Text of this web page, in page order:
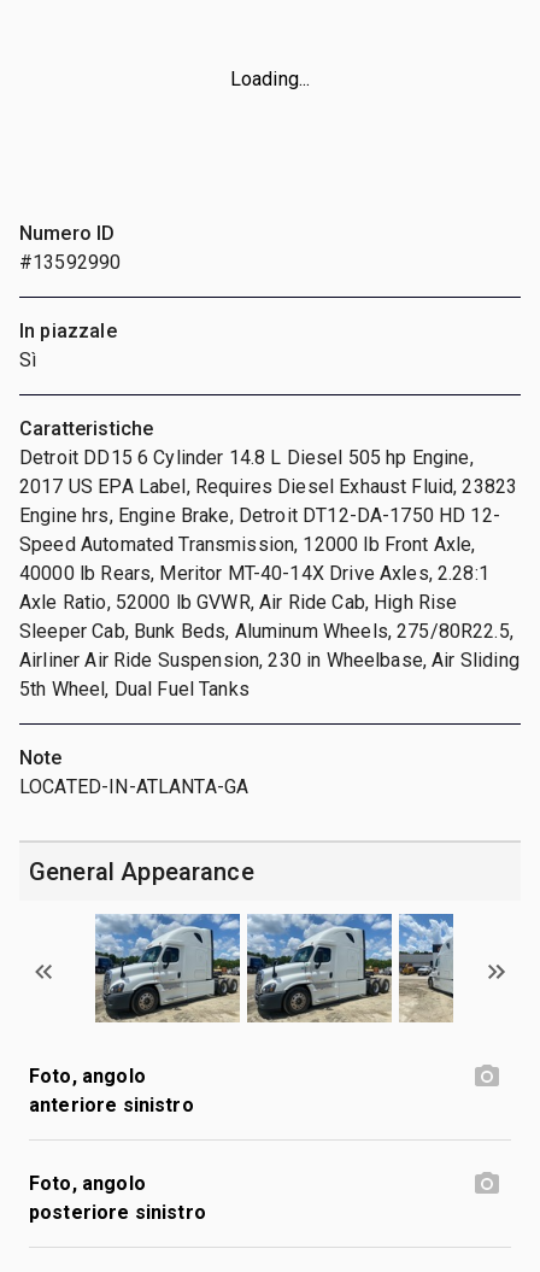
Loading...
Numero ID
#13592990
In piazzale
Sì
Caratteristiche
Detroit DD15 6 Cylinder 14.8 L Diesel 505 hp Engine,
2017 US EPA Label, Requires Diesel Exhaust Fluid, 23823
Engine hrs, Engine Brake, Detroit DT12-DA-1750 HD 12-
Speed Automated Transmission, 12000 lb Front Axle,
40000 lb Rears, Meritor MT-40-14X Drive Axles, 2.28:1
Axle Ratio, 52000 lb GVWR, Air Ride Cab, High Rise
Sleeper Cab, Bunk Beds, Aluminum Wheels, 275/80R22.5,
Airliner Air Ride Suspension, 230 in Wheelbase, Air Sliding
5th Wheel, Dual Fuel Tanks
Note
LOCATED-IN-ATLANTA-GA
General Appearance
Foto, angolo
anteriore sinistro
Foto, angolo
posteriore sinistro